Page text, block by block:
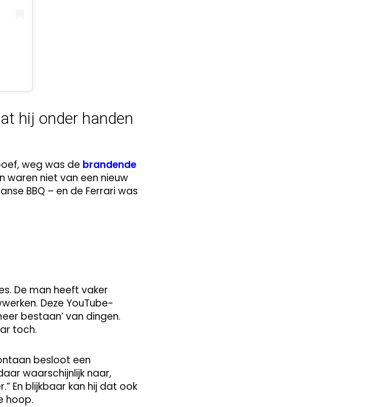
hij onder handen
weg was de brandende
waren niet van een nieuw
BBQ – en de Ferrari was
De man heeft vaker
Deze YouTube-
bestaan’ van dingen.
toch.
besloot een
waarschijnlijk naar,
En blijkbaar kan hij dat ook
hoop.